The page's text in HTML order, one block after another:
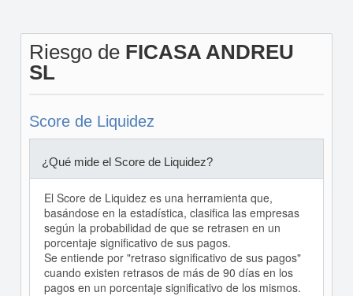
Riesgo de FICASA ANDREU
SL
Score de Liquidez
¿Qué mide el Score de Liquidez?
El Score de Liquidez es una herramienta que,
basándose en la estadística, clasifica las empresas
según la probabilidad de que se retrasen en un
porcentaje significativo de sus pagos.
Se entiende por "retraso significativo de sus pagos"
cuando existen retrasos de más de 90 días en los
pagos en un porcentaje significativo de los mismos.